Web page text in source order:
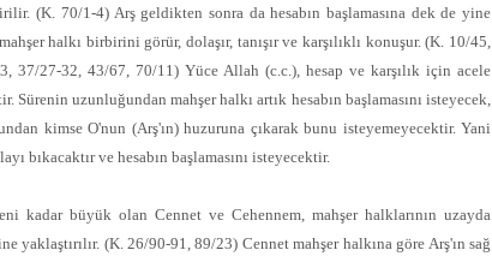
(K. 70/1-4) Arş geldikten sonra da hesabın başlamasına dek de yine
halkı birbirini görür, dolaşır, tanışır ve karşılıklı konuşur. (K. 10/45,
37/27-32, 43/67, 70/11) Yüce Allah (c.c.), hesap ve karşılık için acele
Sürenin uzunluğundan mahşer halkı artık hesabın başlamasını isteyecek,
kimse O'nun (Arş'ın) huzuruna çıkarak bunu isteyemeyecektir. Yani
bıkacaktır ve hesabın başlamasını isteyecektir.
kadar büyük olan Cennet ve Cehennem, mahşer halklarının uzayda
yaklaştırılır. (K. 26/90-91, 89/23) Cennet mahşer halkına göre Arş'ın sağ